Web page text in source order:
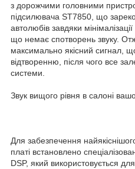
з дорожчими головними
підсилювача ST7850, що
автолюбів завдяки
що немає спотворень звуку.
максимально якісний сигнал,
відтворенню, після чого все
системи.
Звук вищого рівня в салоні
Для забезпечення
платі встановлено
DSP, який використовується